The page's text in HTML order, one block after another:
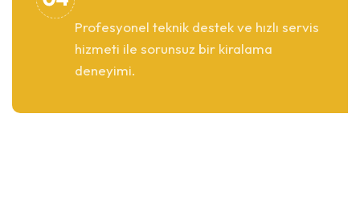
Profesyonel teknik destek ve hızlı servis
hizmeti ile sorunsuz bir kiralama
deneyimi.